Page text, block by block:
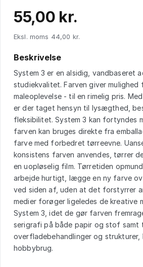
55,00 kr.
Eksl. moms 44,00 kr.
Beskrivelse
System 3 er en alsidig, vandbaseret
studiekvalitet. Farven giver mulighed
maleoplevelse - til en rimelig pris.
er der taget hensyn til lysægthed,
fleksibilitet. System 3 kan fortyndes
farven kan bruges direkte fra
farve med forbedret tørreevne.
konsistens farven anvendes, tørrer
en uopløselig film. Tørretiden
arbejde hurtigt, lægge en ny farve
ved siden af, uden at det forstyrrer
medier forøger ligeledes de kreative
System 3, idet de gør farven
serigrafi på både papir og stof samt
overfladebehandlinger og strukturer,
hobbybrug.